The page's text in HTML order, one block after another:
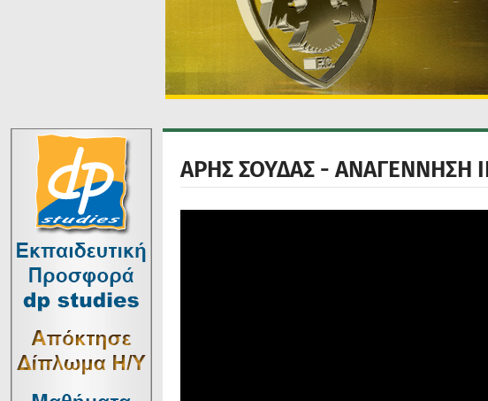
ΑΡΗΣ ΣΟΥΔΑΣ - ΑΝΑΓΕΝΝΗΣΗ